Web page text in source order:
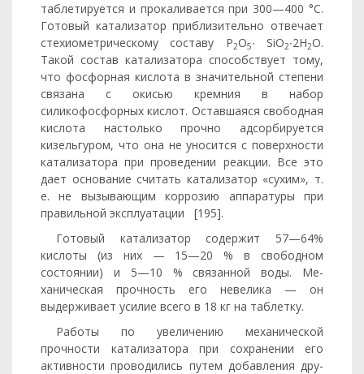
таблетируется и прокаливается при 300—400 °С.
Готовый катализа­тор приблизительно отвечает
стехиометрическому составу Р2О5∙ SiO2∙2H2O.
Такой состав катализатора способствует тому,
что фосфорная кислота в значительной степени
связана с окисью крем­ния в набор
силикофосфорных кислот. Оставшаяся свободная
кис­лота настолько прочно адсорбируется
кизельгуром, что она не уносится с поверхности
катализатора при проведении реакции. Все это
дает основание считать катализатор «сухим», т.
е. не вызываю­щим коррозию аппаратуры при
правильной эксплуатации [195].
Готовый катализатор содержит 57—64%
кислоты (из них — 15—20 % в свободном
состоянии) и 5—10 % связанной воды. Ме­
ханическая прочность его невелика — он
выдерживает усилие всего в 18 кг на таблетку.
Работы по увеличению механической
прочности катализатора при сохранении его
активности проводились путем добавления дру­